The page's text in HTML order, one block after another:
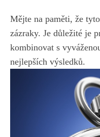
Mějte na paměti, že
zázraky. Je důležité ⁢je
kombinovat s
nejlepších ⁤výsledků.